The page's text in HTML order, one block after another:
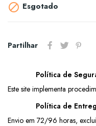
 Esgotado
Partilhar
Política de
Este site implementa
Política de
Envio em 72/96 horas,